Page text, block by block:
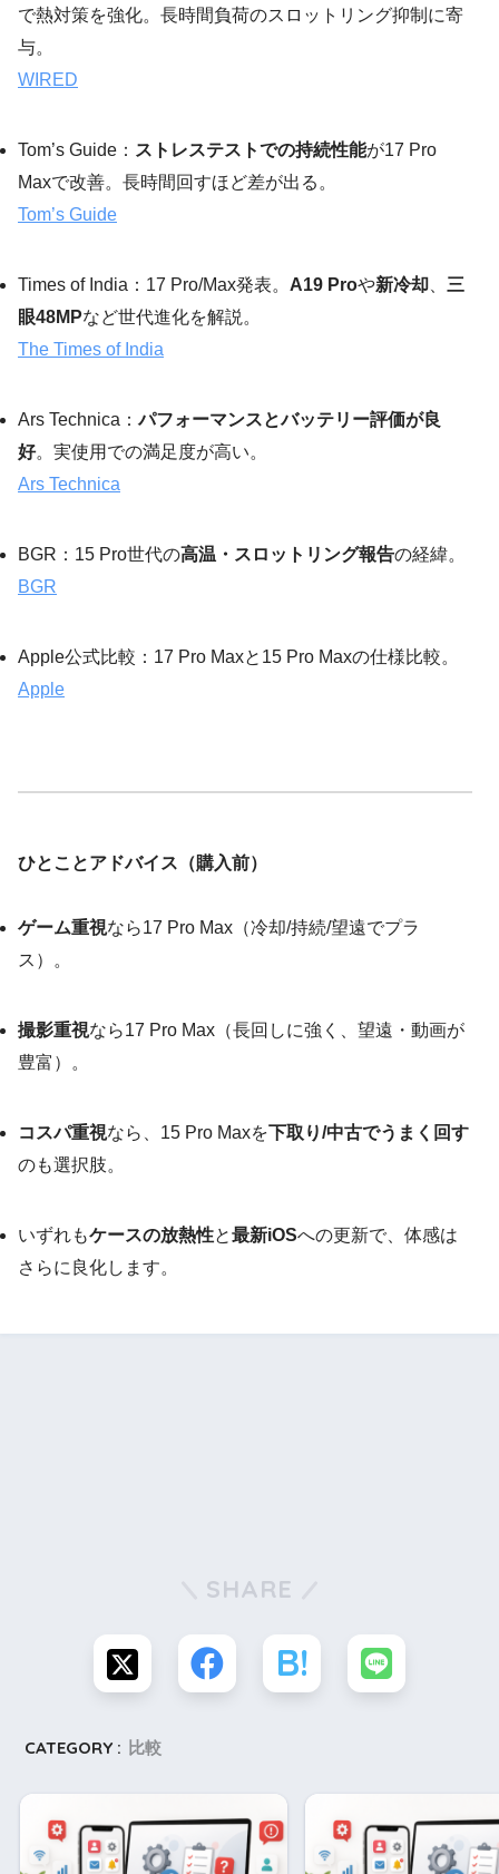
で熱対策を強化。長時間負荷のスロットリング抑制に寄
与。
WIRED
Tom’s Guide： ストレステストでの持続性能が17 Pro
Maxで改善。長時間回すほど差が出る。
Tom’s Guide
Times of India：17 Pro/Max発表。 A19 Proや新冷却
三
眼48MPなど世代進化を解説。
The Times of India
Ars Technica：パフォーマンスとバッテリー評価が良
好。実使用での満足度が高い。
Ars Technica
BGR：15 Pro世代の高温・スロットリング報告の経緯。
BGR
Apple公式比較：17 Pro Maxと15 Pro Maxの仕様比較。
Apple
ひとことアドバイス（購入前）
ゲーム重視なら17 Pro Max（冷却/持続/望遠でプラ
ス）。
撮影重視なら17 Pro Max（長回しに強く、望遠・動画が
豊富）。
コスパ重視なら、15 Pro Maxを下取り/中古でうまく回す
のも選択肢。
いずれもケースの放熱性と最新iOSへの更新で、体感は
さらに良化します。
SHARE
CATEGORY : 比較